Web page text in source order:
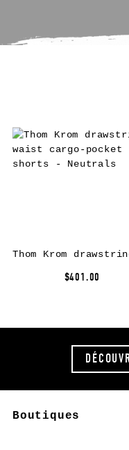
$401.00
Boutiques